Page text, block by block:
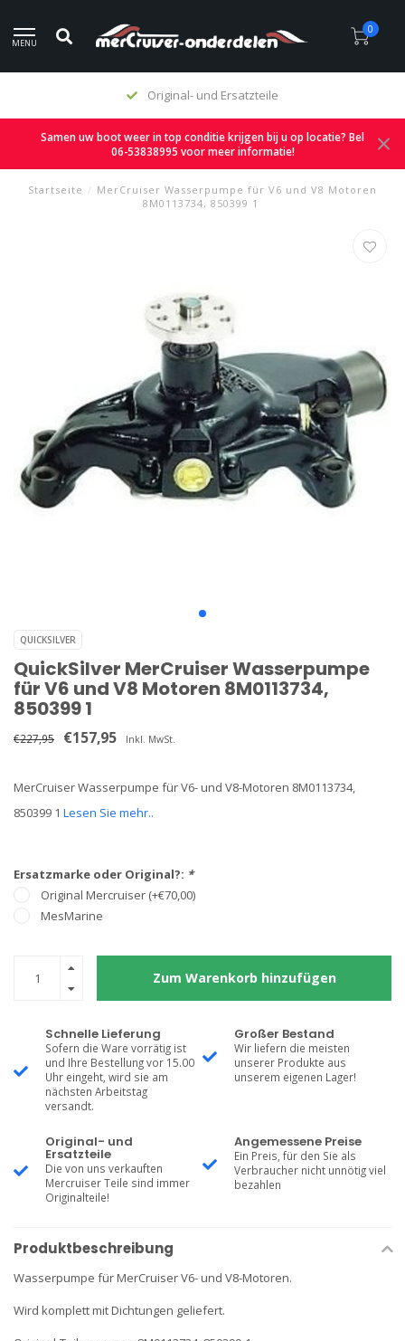
MENU
0
Original- und Ersatzteile
Samen uw boot weer in top conditie krijgen bij u op locatie? Bel
06-53838995 voor meer informatie!
Startseite / MerCruiser Wasserpumpe für V6 und V8 Motoren
8M0113734, 850399 1
QUICKSILVER
QuickSilver MerCruiser Wasserpumpe
für V6 und V8 Motoren 8M0113734,
850399 1
€227,95 €157,95 Inkl. MwSt.
MerCruiser Wasserpumpe für V6- und V8-Motoren 8M0113734,
850399 1 Lesen Sie mehr..
Ersatzmarke oder Original?: *
Original Mercruiser (+€70,00)
MesMarine
Zum Warenkorb hinzufügen
Schnelle Lieferung
Sofern die Ware vorrätig ist
und Ihre Bestellung vor 15.00
Uhr eingeht, wird sie am
nächsten Arbeitstag
versandt.
Großer Bestand
Wir liefern die meisten
unserer Produkte aus
unserem eigenen Lager!
Original- und
Ersatzteile
Die von uns verkauften
Mercruiser Teile sind immer
Originalteile!
Angemessene Preise
Ein Preis, für den Sie als
Verbraucher nicht unnötig viel
bezahlen
Produktbeschreibung
Wasserpumpe für MerCruiser V6- und V8-Motoren.
Wird komplett mit Dichtungen geliefert.